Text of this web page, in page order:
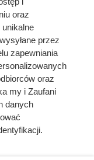
oraz
przez
zapewniania
oraz
my i Zaufani
danych